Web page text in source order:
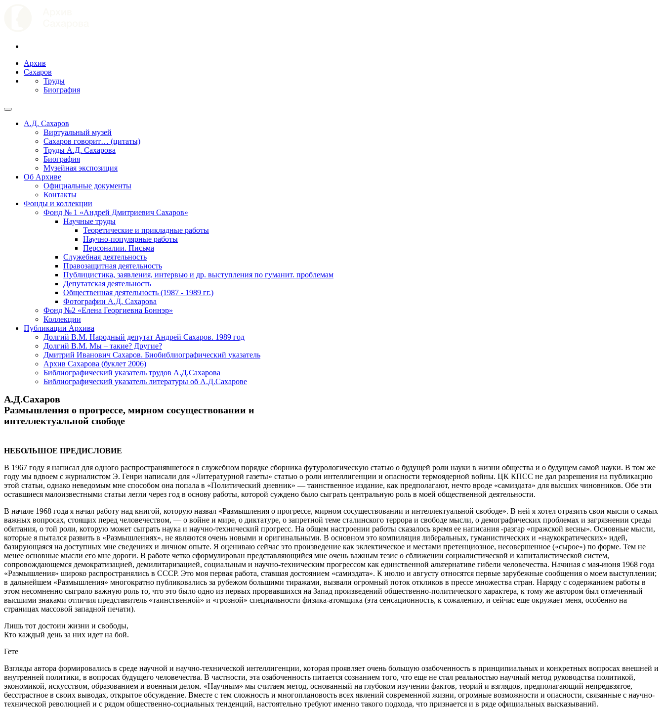
Архив
Сахаров
Труды
Биография
А.Д. Сахаров
Виртуальный музей
Сахаров говорит… (цитаты)
Труды А.Д. Сахарова
Биография
Музейная экспозиция
Об Архиве
Официальные документы
Контакты
Фонды и коллекции
Фонд № 1 «Андрей Дмитриевич Сахаров»
Научные труды
Теоретические и прикладные работы
Научно-популярные работы
Персоналии. Письма
Служебная деятельность
Правозащитная деятельность
Публицистика, заявления, интервью и др. выступления по гуманит. проблемам
Депутатская деятельность
Общественная деятельность (1987 - 1989 гг.)
Фотографии А.Д. Сахарова
Фонд №2 «Елена Георгиевна Боннэр»
Коллекции
Публикации Архива
Долгий В.М. Народный депутат Андрей Сахаров. 1989 год
Долгий В.М. Мы – такие? Другие?
Дмитрий Иванович Сахаров. Биобиблиографический указатель
Архив Сахарова (буклет 2006)
Библиографический указатель трудов А.Д.Сахарова
Библиографический указатель литературы об А.Д.Сахарове
А.Д.Сахаров
Размышления о прогрессе, мирном сосуществовании и
интеллектуальной свободе
НЕБОЛЬШОЕ ПРЕДИСЛОВИЕ
В 1967 году я написал для одного распространявшегося в служебном порядке сборника футурологическую статью о будущей роли науки в жизни общества и о будущем самой науки. В том же
году мы вдвоем с журналистом Э. Генри написали для «Литературной газеты» статью о роли интеллигенции и опасности термоядерной войны. ЦК КПСС не дал разрешения на публикацию
этой статьи, однако неведомым мне способом она попала в «Политический дневник» — таинственное издание, как предполагают, нечто вроде «самиздата» для высших чиновников. Обе эти
оставшиеся малоизвестными статьи легли через год в основу работы, которой суждено было сыграть центральную роль в моей общественной деятельности.
В начале 1968 года я начал работу над книгой, которую назвал «Размышления о прогрессе, мирном сосуществовании и интеллектуальной свободе». В ней я хотел отразить свои мысли о самых
важных вопросах, стоящих перед человечеством, — о войне и мире, о диктатуре, о запретной теме сталинского террора и свободе мысли, о демографических проблемах и загрязнении среды
обитания, о той роли, которую может сыграть наука и научно-технический прогресс. На общем настроении работы сказалось время ее написания -разгар «пражской весны». Основные мысли,
которые я пытался развить в «Размышлениях», не являются очень новыми и оригинальными. В основном это компиляция либеральных, гуманистических и «наукократических» идей,
базирующаяся на доступных мне сведениях и личном опыте. Я оцениваю сейчас это произведение как эклектическое и местами претенциозное, несовершенное («сырое») по форме. Тем не
менее основные мысли его мне дороги. В работе четко сформулирован представляющийся мне очень важным тезис о сближении социалистической и капиталистической систем,
сопровождающемся демократизацией, демилитаризацией, социальным и научно-техническим прогрессом как единственной альтернативе гибели человечества. Начиная с мая-июня 1968 года
«Размышления» широко распространялись в СССР. Это моя первая работа, ставшая достоянием «самиздата». К июлю и августу относятся первые зарубежные сообщения о моем выступлении;
в дальнейшем «Размышления» многократно публиковались за рубежом большими тиражами, вызвали огромный поток откликов в прессе множества стран. Наряду с содержанием работы в
этом несомненно сыграло важную роль то, что это было одно из первых прорвавшихся на Запад произведений общественно-политического характера, к тому же автором был отмеченный
высшими знаками отличия представитель «таинственной» и «грозной» специальности физика-атомщика (эта сенсационность, к сожалению, и сейчас еще окружает меня, особенно на
страницах массовой западной печати).
Лишь тот достоин жизни и свободы,
Кто каждый день за них идет на бой.
Гете
Взгляды автора формировались в среде научной и научно-технической интеллигенции, которая проявляет очень большую озабоченность в принципиальных и конкретных вопросах внешней и
внутренней политики, в вопросах будущего человечества. В частности, эта озабоченность питается сознанием того, что еще не стал реальностью научный метод руководства политикой,
экономикой, искусством, образованием и военным делом. «Научным» мы считаем метод, основанный на глубоком изучении фактов, теорий и взглядов, предполагающий непредвзятое,
бесстрастное в своих выводах, открытое обсуждение. Вместе с тем сложность и многоплановость всех явлений современной жизни, огромные возможности и опасности, связанные с научно-
технической революцией и с рядом общественно-социальных тенденций, настоятельно требуют именно такого подхода, что признается и в ряде официальных высказываний.